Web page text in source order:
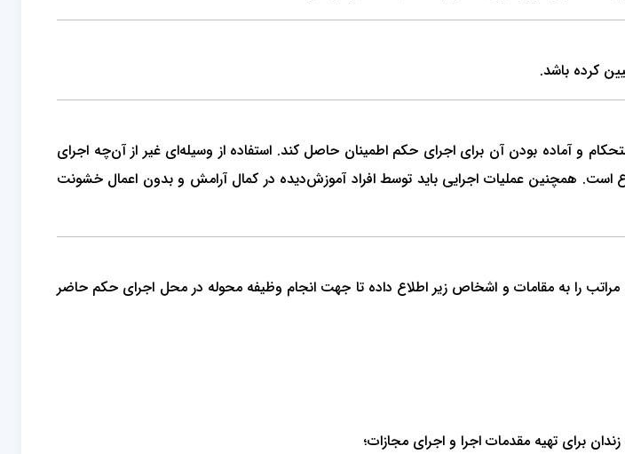
کرده باشد.
و آماده بودن آن برای اجرای حکم اطمینان حاصل کند. استفاده از وسیله‌ای غیر از آن‌چه اجرای
هم­چنین عملیات اجرایی باید توسط افراد آموزش‌دیده در کمال آرامش و بدون اعمال خشونت
را به مقامات و اشخاص زیر اطلاع داده تا جهت انجام وظیفه محوله در محل اجرای حکم حاضر
برای تهیه مقدمات اجرا و اجرای مجازات؛